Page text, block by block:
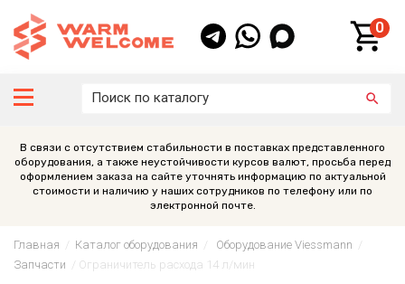
0
В связи с отсутствием стабильности в поставках представленного
оборудования, а также неустойчивости курсов валют, просьба перед
оформлением заказа на сайте уточнять информацию по актуальной
стоимости и наличию у наших сотрудников по телефону или по
электронной почте.
Главная Каталог оборудования Оборудование Viessmann
Запчасти
Ограничитель расхода 14 л/мин